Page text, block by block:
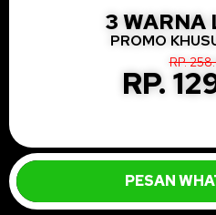
3 WARNA
PROMO
RP.
RP.
PESAN